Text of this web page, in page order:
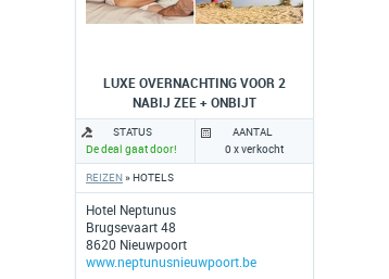
LUXE OVERNACHTING VOOR 2
NABIJ ZEE + ONBIJT
Hotel Neptunus
Brugsevaart 48
8620 Nieuwpoort
www.neptunusnieuwpoort.be
REIZEN» HOTELS
STATUS
De deal gaat door!
AANTAL
0 x verkocht